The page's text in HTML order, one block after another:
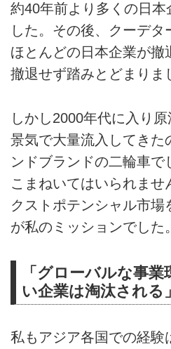
約40年前より多くの日本
した。その後、クーデタ
ほとんどの日本企業が撤
撤退せず踏みとどまりま
しかし2000年代に入り
景気で大量流入してきた
ンドブランドの二輪車で
こまねいてはいられませ
クストポテンシャル市場
が私のミッションでした。
「グローバルな事
い企業は淘汰される」
私もアジア各国での経験